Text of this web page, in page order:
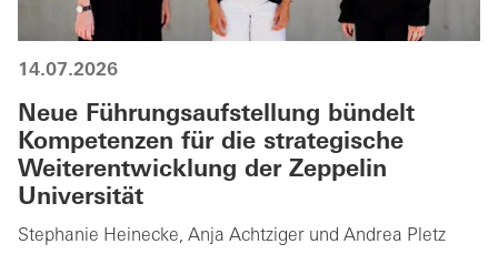
14.07.2026
Neue Führungsaufstellung bündelt
Kompetenzen für die strategische
Weiterentwicklung der Zeppelin
Universität
Stephanie Heinecke, Anja Achtziger und Andrea Pletz